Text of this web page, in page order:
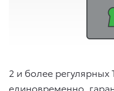
2 и более
единовременно,